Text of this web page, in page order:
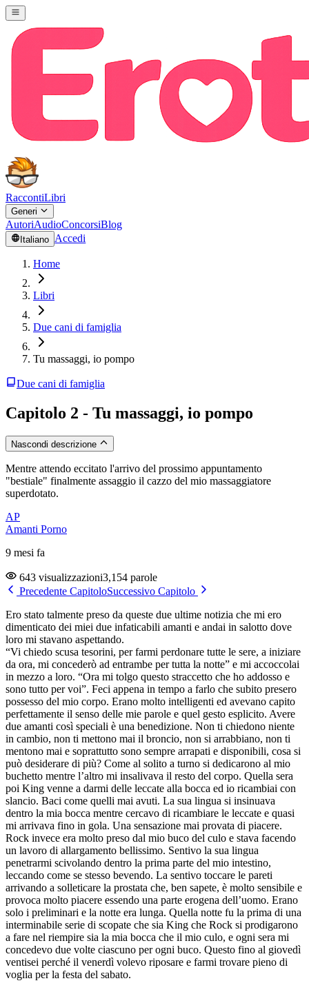
RaccontiLibri
Generi
AutoriAudioConcorsiBlog
Italiano Accedi
Home
Libri
Due cani di famiglia
Tu massaggi, io pompo
Due cani di famiglia
Capitolo 2 - Tu massaggi, io pompo
Nascondi descrizione
Mentre attendo eccitato l'arrivo del prossimo appuntamento
"bestiale" finalmente assaggio il cazzo del mio massaggiatore
superdotato.
AP
Amanti Porno
9 mesi fa
643 visualizzazioni3,154 parole
Precedente CapitoloSuccessivo Capitolo
Ero stato talmente preso da queste due ultime notizia che mi ero
dimenticato dei miei due infaticabili amanti e andai in salotto dove
loro mi stavano aspettando.
“Vi chiedo scusa tesorini, per farmi perdonare tutte le sere, a iniziare
da ora, mi concederò ad entrambe per tutta la notte” e mi accoccolai
in mezzo a loro. “Ora mi tolgo questo straccetto che ho addosso e
sono tutto per voi”. Feci appena in tempo a farlo che subito presero
possesso del mio corpo. Erano molto intelligenti ed avevano capito
perfettamente il senso delle mie parole e quel gesto esplicito. Avere
due amanti così speciali è una benedizione. Non ti chiedono niente
in cambio, non ti mettono mai il broncio, non si arrabbiano, non ti
mentono mai e soprattutto sono sempre arrapati e disponibili, cosa si
può desiderare di più? Come al solito a turno si dedicarono al mio
buchetto mentre l’altro mi insalivava il resto del corpo. Quella sera
poi King venne a darmi delle leccate alla bocca ed io ricambiai con
slancio. Baci come quelli mai avuti. La sua lingua si insinuava
dentro la mia bocca mentre cercavo di ricambiare le leccate e quasi
mi arrivava fino in gola. Una sensazione mai provata di piacere.
Rock invece era molto preso dal mio buco del culo e stava facendo
un lavoro di allargamento bellissimo. Sentivo la sua lingua
penetrarmi scivolando dentro la prima parte del mio intestino,
leccando come se stesso bevendo. La sentivo toccare le pareti
arrivando a solleticare la prostata che, ben sapete, è molto sensibile e
provoca molto piacere essendo una parte erogena dell’uomo. Erano
solo i preliminari e la notte era lunga. Quella notte fu la prima di una
interminabile serie di scopate che sia King che Rock si prodigarono
a fare nel riempire sia la mia bocca che il mio culo, e ogni sera mi
concedevo due volte ciascuno per ogni buco. Questo fino al giovedì
ventisei perché il venerdì volevo riposare e farmi trovare pieno di
voglia per la festa del sabato.